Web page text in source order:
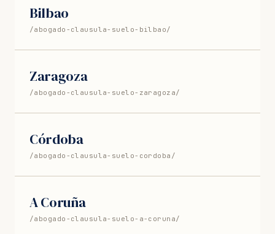
Bilbao
/abogado-clausula-suelo-bilbao/
Zaragoza
/abogado-clausula-suelo-zaragoza/
Córdoba
/abogado-clausula-suelo-cordoba/
A Coruña
/abogado-clausula-suelo-a-coruna/